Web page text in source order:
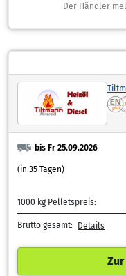
Der Händler
bis Fr 25.09.2026
(in 35 Tagen)
1000 kg Pelletspreis:
Brutto gesamt: Details